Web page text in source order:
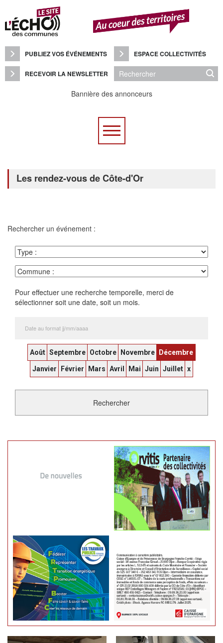
PUBLIEZ VOS ÉVÉNEMENTS ESPACE COLLECTIVITÉS
RECEVOIR LA NEWSLETTER
Bannière des annonceurs
Les rendez-vous de Côte-d'Or
Rechercher un événement :
Pour effectuer une recherche temporelle, merci de
sélectionner soit une date, soit un mois.
Août Septembre Octobre Novembre Décembre
Janvier Février Mars Avril Mai Juin Juillet x
Panneau de gestion des cookies